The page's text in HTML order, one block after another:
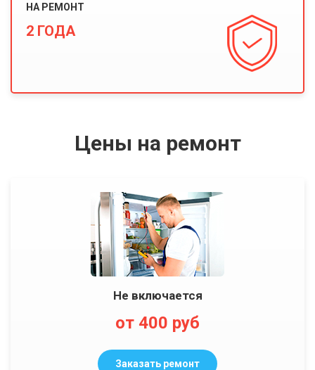
НА РЕМОНТ
2 ГОДА
Цены на ремонт
Не включается
от 400 руб
Заказать ремонт